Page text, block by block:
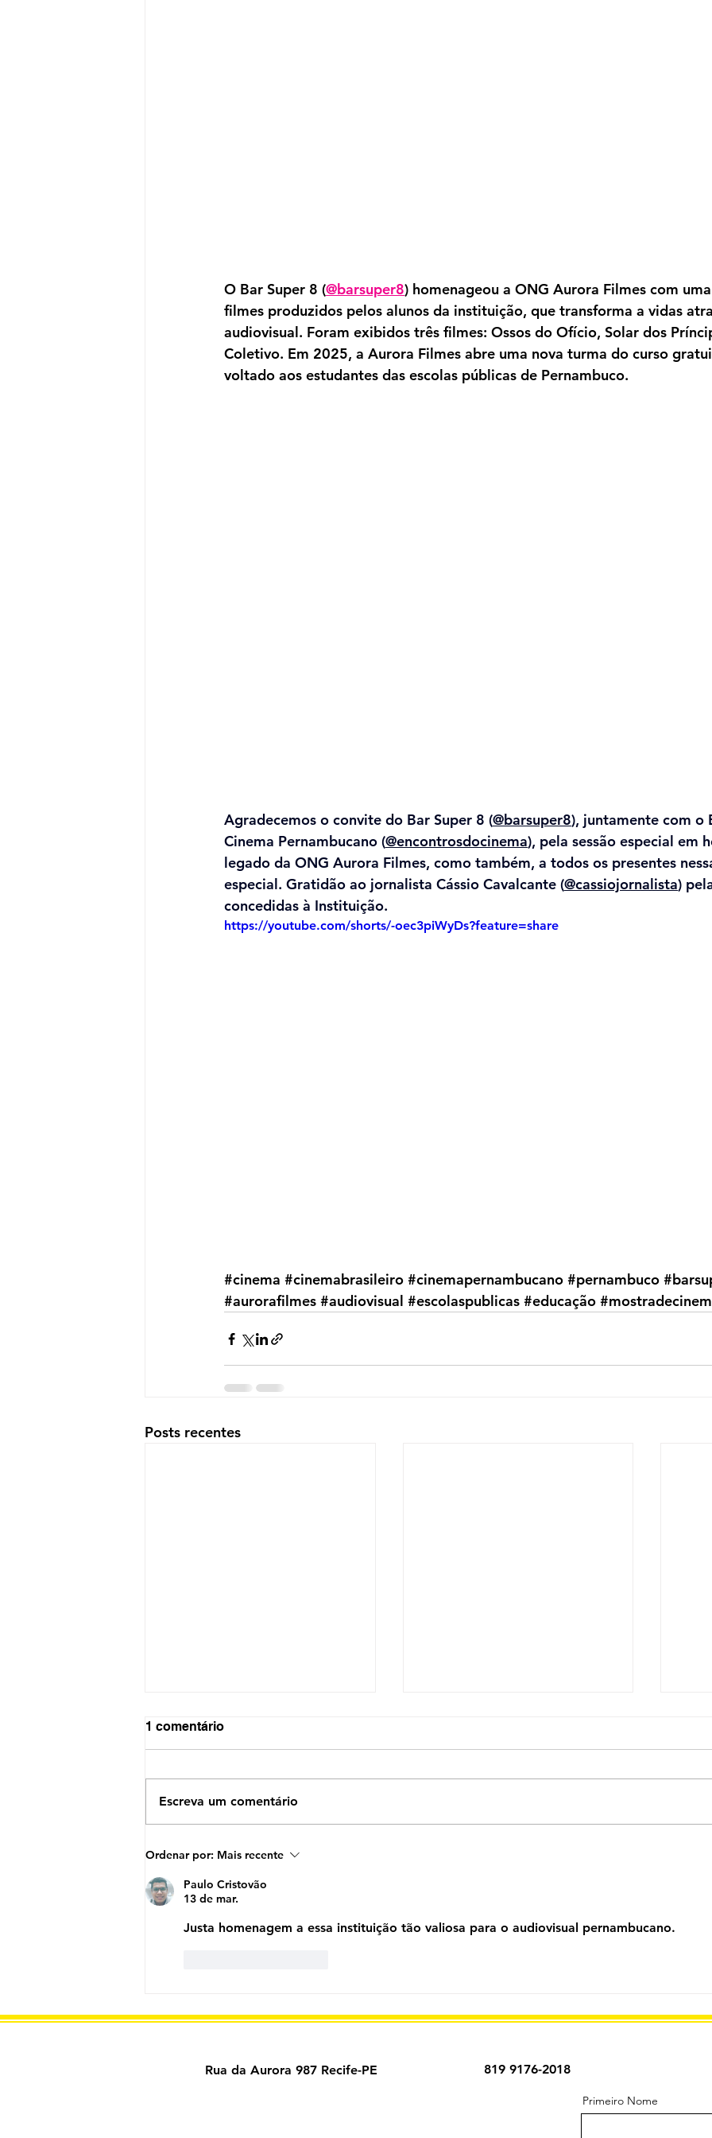
O Bar Super 8 (@barsuper8) homenageou a ONG Aurora Filmes com
filmes produzidos pelos alunos da instituição, que transforma a vidas
audiovisual. Foram exibidos três filmes: Ossos do Ofício, Solar dos
Coletivo. Em 2025, a Aurora Filmes abre uma nova turma do curso
voltado aos estudantes das escolas públicas de Pernambuco.
Agradecemos o convite do Bar Super 8 (@barsuper8), juntamente com o
Cinema Pernambucano (@encontrosdocinema), pela sessão especial em
legado da ONG Aurora Filmes, como também, a todos os presentes
especial. Gratidão ao jornalista Cássio Cavalcante (@cassiojornalista)
concedidas à Instituição.
https://youtube.com/shorts/-oec3piWyDs?feature=share
#cinema #cinemabrasileiro #cinemapernambucano #pernambuco
#aurorafilmes #audiovisual #escolaspublicas #educação
Posts recentes
Cursos gratuitos cinema na
Aurora Filmes: participe
sem custos
de
1 comentário
Escreva um comentário
Ordenar por: Mais recente
Paulo Cristovão
13 de mar.
Justa homenagem a essa instituição tão valiosa para o audiovisual pernambucano.
Rua da Aurora 987 Recife-PE 819 9176-2018
Primeiro Nome